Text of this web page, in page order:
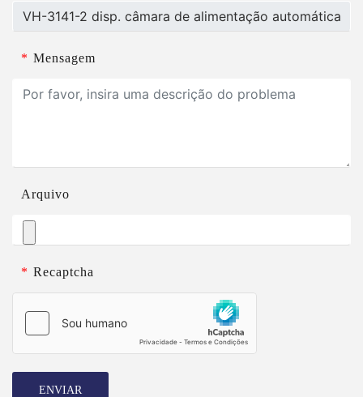
* Mensagem
Arquivo
* Recaptcha
ENVIAR